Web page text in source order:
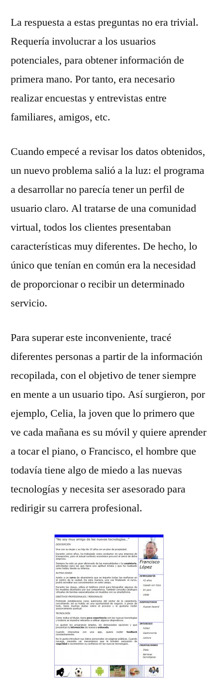
La respuesta a estas preguntas no era trivial.
Requería involucrar a los usuarios
potenciales, para obtener información de
primera mano. Por tanto, era necesario
realizar encuestas y entrevistas entre
familiares, amigos, etc.
Cuando empecé a revisar los datos obtenidos,
un nuevo problema salió a la luz: el programa
a desarrollar no parecía tener un perfil de
usuario claro. Al tratarse de una comunidad
virtual, todos los clientes presentaban
características muy diferentes. De hecho, lo
único que tenían en común era la necesidad
de proporcionar o recibir un determinado
servicio.
Para superar este inconveniente, tracé
diferentes personas a partir de la información
recopilada, con el objetivo de tener siempre
en mente a un usuario tipo. Así surgieron, por
ejemplo, Celia, la joven que lo primero que
ve cada mañana es su móvil y quiere aprender
a tocar el piano, o Francisco, el hombre que
todavía tiene algo de miedo a las nuevas
tecnologías y necesita ser asesorado para
redirigir su carrera profesional.